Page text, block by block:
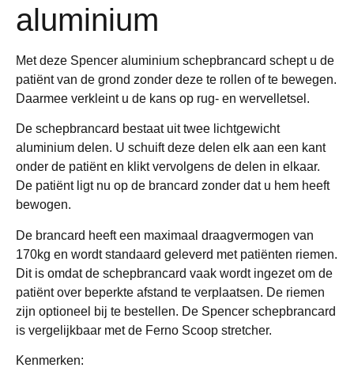
aluminium
Met deze Spencer aluminium schepbrancard schept u de
patiënt van de grond zonder deze te rollen of te bewegen.
Daarmee verkleint u de kans op rug- en wervelletsel.
De schepbrancard bestaat uit twee lichtgewicht
aluminium delen. U schuift deze delen elk aan een kant
onder de patiënt en klikt vervolgens de delen in elkaar.
De patiënt ligt nu op de brancard zonder dat u hem heeft
bewogen.
De brancard heeft een maximaal draagvermogen van
170kg en wordt standaard geleverd met patiënten riemen.
Dit is omdat de schepbrancard vaak wordt ingezet om de
patiënt over beperkte afstand te verplaatsen. De riemen
zijn optioneel bij te bestellen. De Spencer schepbrancard
is vergelijkbaar met de Ferno Scoop stretcher.
Kenmerken: